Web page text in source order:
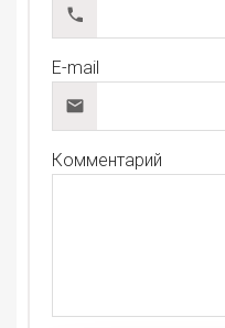
E-mail
Комментарий